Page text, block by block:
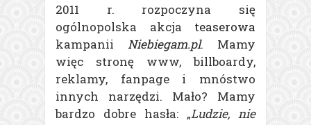
2011 r. rozpoczyna się
ogólnopolska akcja teaserowa
kampanii Niebiegam.pl. Mamy
więc stronę www, billboardy,
reklamy, fanpage i mnóstwo
innych narzędzi. Mało? Mamy
bardzo dobre hasła: „Ludzie, nie